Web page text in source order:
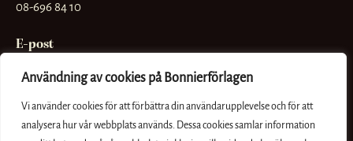
Användning av cookies på Bonnierförlagen
Vi använder cookies för att förbättra din användarupplevelse och för att
analysera hur vår webbplats används. Dessa cookies samlar information
08-696 84 10
E-post
Besöksadress
Sveavägen 56